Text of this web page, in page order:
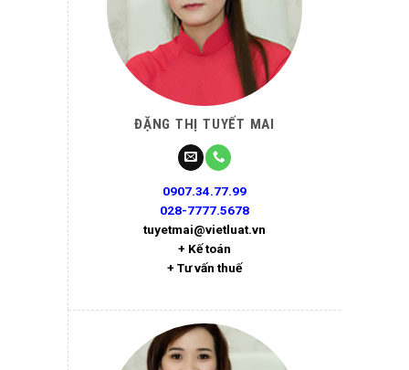
ĐẶNG THỊ TUYẾT MAI
0907.34.77.99
028-7777.5678
tuyetmai@vietluat.vn
+ Kế toán
+ Tư vấn thuế